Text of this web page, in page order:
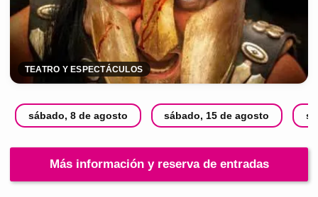
TEATRO Y ESPECTÁCULOS
sábado, 8 de agosto sábado, 15 de agosto
Más información y reserva de entradas